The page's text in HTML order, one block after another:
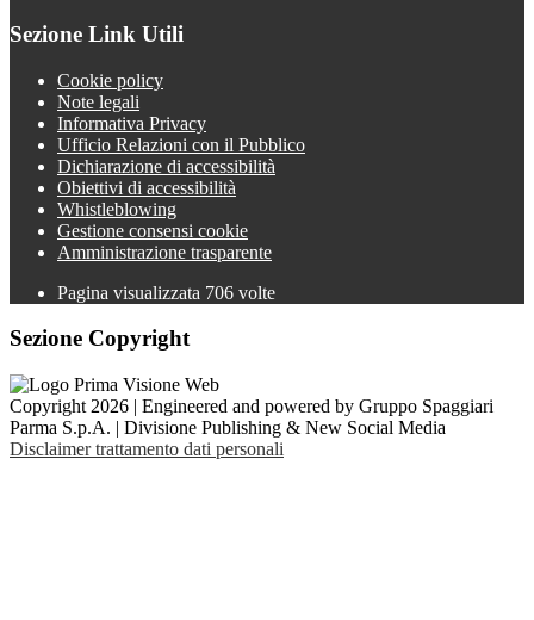
Sezione Link Utili
Cookie policy
Note legali
Informativa Privacy
Ufficio Relazioni con il Pubblico
Dichiarazione di accessibilità
Obiettivi di accessibilità
Whistleblowing
Gestione consensi cookie
Amministrazione trasparente
Pagina visualizzata 706 volte
Sezione Copyright
Copyright 2026 | Engineered and powered by Gruppo Spaggiari
Parma S.p.A. | Divisione Publishing & New Social Media
Disclaimer trattamento dati personali